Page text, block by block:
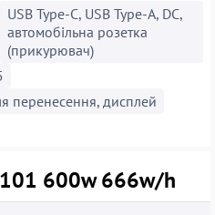
USB Type-C, USB Type-A, DC,
автомобільна розетка
(прикурювач)
перенесення, дисплей
600w 666w/h